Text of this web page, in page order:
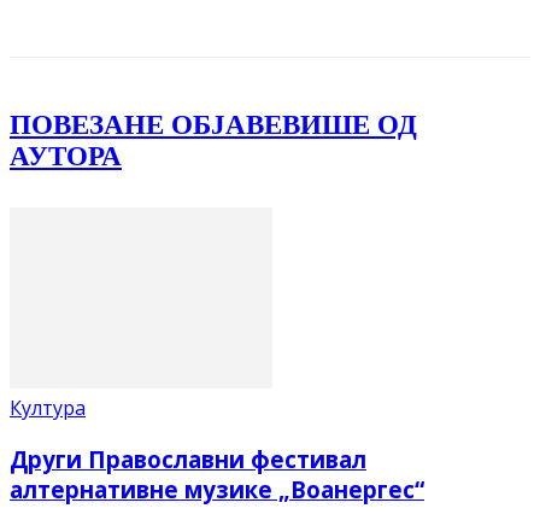
ПОВЕЗАНЕ ОБЈАВЕВИШЕ ОД
АУТОРА
Култура
Други Православни фестивал
алтернативне музике „Воанергес“